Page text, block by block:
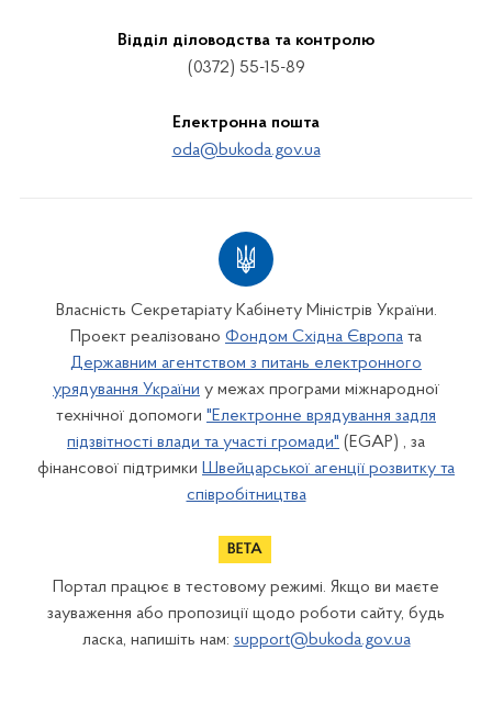
Відділ діловодства та контролю
(0372) 55-15-89
Електронна пошта
oda@bukoda.gov.ua
Власність Секретаріату Кабінету Міністрів України.
Проект реалізовано Фондом Східна Європа та
Державним агентством з питань електронного
урядування України у межах програми міжнародної
технічної допомоги "Електронне врядування задля
підзвітності влади та участі громади" (EGAP) , за
фінансової підтримки Швейцарської агенції розвитку та
співробітництва
Портал працює в тестовому режимі. Якщо ви маєте
зауваження або пропозиції щодо роботи сайту, будь
ласка, напишіть нам: support@bukoda.gov.ua